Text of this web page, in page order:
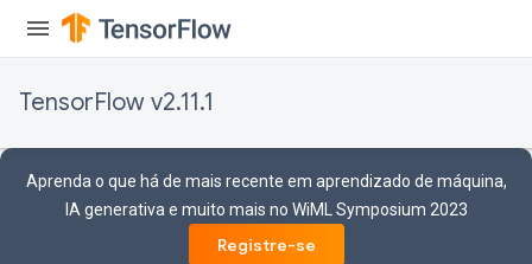
TensorFlow v2.11.1
Aprenda o que há de mais recente em aprendizado de máquina,
IA generativa e muito mais no WiML Symposium 2023
Registre-se